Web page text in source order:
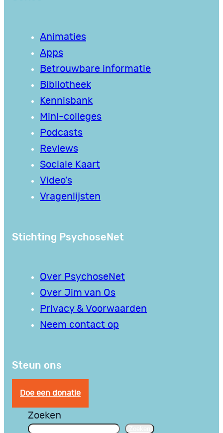
Animaties
Apps
Betrouwbare informatie
Bibliotheek
Kennisbank
Mini-colleges
Podcasts
Reviews
Sociale Kaart
Video’s
Vragenlijsten
Stichting PsychoseNet
Over PsychoseNet
Over Jim van Os
Privacy & Voorwaarden
Neem contact op
Steun ons
Doe een donatie
Zoeken